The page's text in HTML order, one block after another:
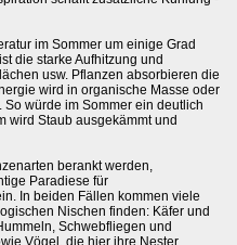
im Sommer um einige Grad
die starke Aufhitzung und
usw. Pflanzen absorbieren die
wird in organische Masse oder
würde im Sommer ein deutlich
wird Staub ausgekämmt und
berankt werden,
Paradiese für
In beiden Fällen kommen viele
Nischen finden: Käfer und
Schwebfliegen und